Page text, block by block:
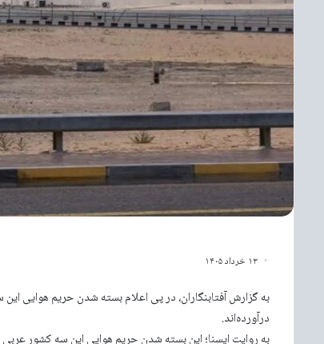
۱۳ خرداد ۱۴۰۵
به گزارش آفتابنگاران، در پی اعلام بسته شدن حریم هوایی این
درآورده‌اند.